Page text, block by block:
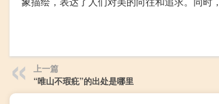
上一篇
“唯山不瑕疪”的出处是哪里